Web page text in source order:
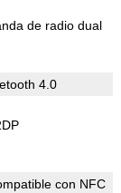
de radio dual
4.0
con NFC